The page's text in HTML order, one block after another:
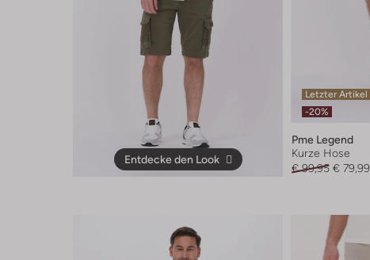
Entdecke den Look
Letzter Artikel
-20%
Pme Legend
Kurze Hose
€ 99,95 € 79,99